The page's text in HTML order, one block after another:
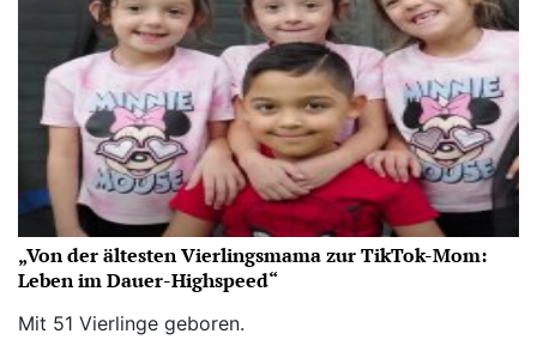
„Von der ältesten Vierlingsmama zur TikTok-Mom:
Leben im Dauer-Highspeed“
Mit 51 Vierlinge geboren.